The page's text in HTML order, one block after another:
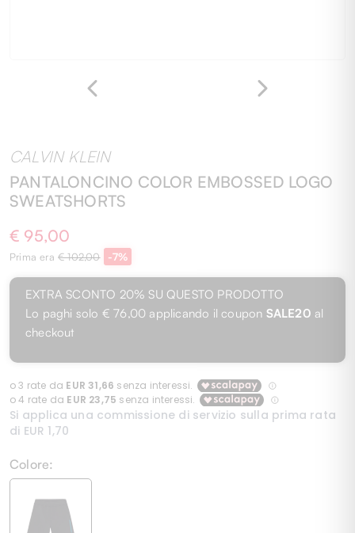
CALVIN KLEIN
PANTALONCINO COLOR EMBOSSED LOGO
SWEATSHORTS
€ 95,00
Prima era€ 102,00 -7%
EXTRA SCONTO 20% SU QUESTO PRODOTTO
Lo paghi solo € 76,00 applicando il coupon SALE20 al
checkout
Colore: